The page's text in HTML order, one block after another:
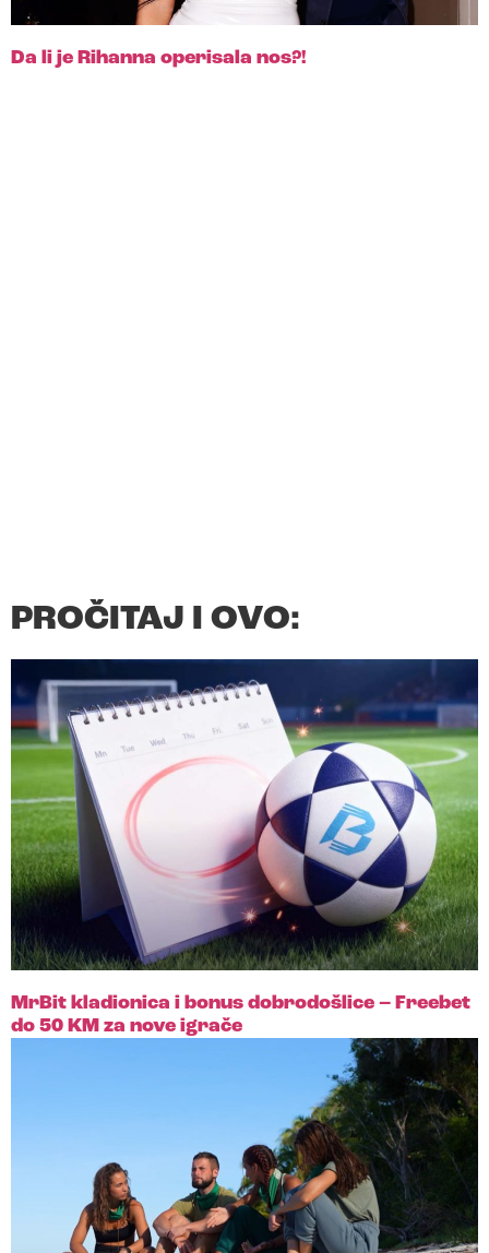
Da li je Rihanna operisala nos?!
PROČITAJ I OVO:
MrBit kladionica i bonus dobrodošlice – Freebet
do 50 KM za nove igrače